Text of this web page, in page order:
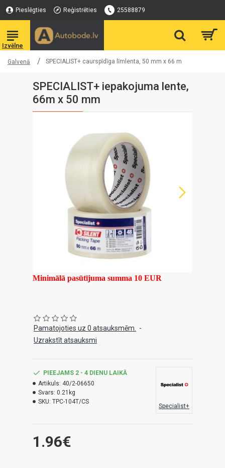
Pieslēgties Reģistrēties 25588879
Galvenā SPECIALIST+ caurspīdīga līmlenta, 50 mm x 66 m
SPECIALIST+ iepakojuma lente,
66m x 50 mm
Minimālā pasūtījuma summa 10 EUR
Pamatojoties uz 0 atsauksmēm.
-
Uzrakstīt atsauksmi
1.96€
PIEEJAMS 2 - 4 DIENU LAIKĀ
Artikuls: 40/2-06650
Svars: 0.21kg
SKU: TPC-104T/CS
Specialist+